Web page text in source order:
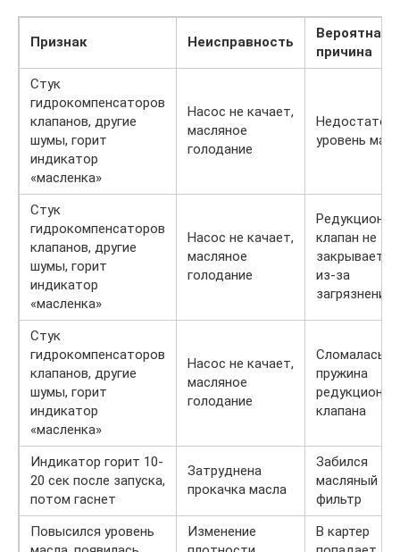
Признак Неисправность
Вероятная
причина
Стук
гидрокомпенсаторов
клапанов, другие
шумы, горит
индикатор
«масленка»
Насос не качает,
масляное
голодание
уровень
Стук
гидрокомпенсаторов
клапанов, другие
шумы, горит
индикатор
«масленка»
Насос не качает,
масляное
голодание
клапан не
закрывается
из-за
загрязнения
Стук
гидрокомпенсаторов
клапанов, другие
шумы, горит
индикатор
«масленка»
Насос не качает,
масляное
голодание
Сломалась
пружина
клапана
Индикатор горит 10-
20 сек после запуска,
потом гаснет
Затруднена
прокачка масла
Забился
масляный
фильтр
Повысился уровень
Изменение
В картер